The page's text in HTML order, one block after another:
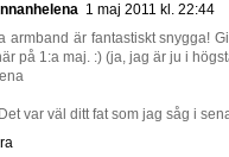
1 maj 2011 kl. 22:44
armband är fantastiskt snygga!
på 1:a maj. :) (ja, jag är ju i
var väl ditt fat som jag såg i